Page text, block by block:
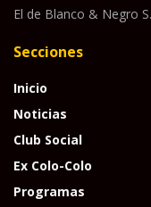
El de Blanco & Negro
Secciones
Inicio
Noticias
Club Social
Ex Colo-Colo
Programas